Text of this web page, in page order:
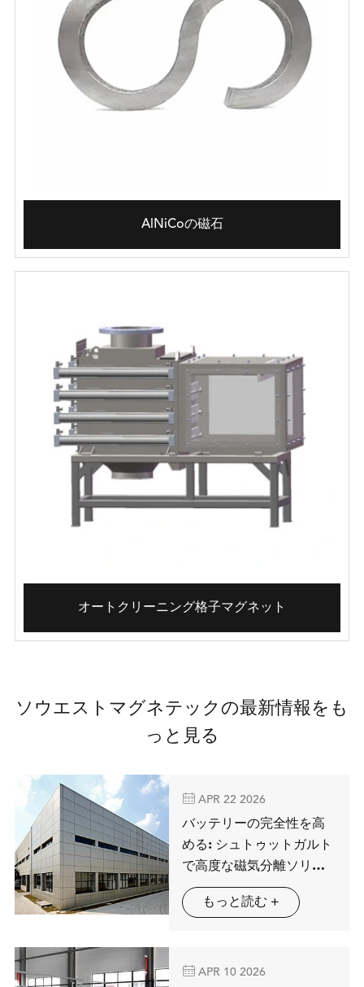
AlNiCoの磁石
オートクリーニング格子マグネット
ソウエストマグネテックの最新情報をも
っと見る
 APR 22 2026
バッテリーの完全性を高
める: シュトゥットガルト
で高度な磁気分離ソリュ
ーションを展示するMAG
SPRINGもっと読む +
 APR 10 2026